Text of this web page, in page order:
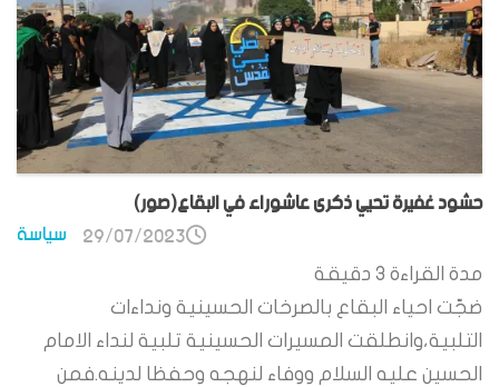
حشود غفيرة تحيي ذكرى عاشوراء في البقاع(صور)
سياسة 29/07/2023
مدة القراءة 3 دقيقة
ضجّت احياء البقاع بالصرخات الحسينية ونداءات
التلبية،وانطلقت المسيرات الحسينية تلبية لنداء الامام
الحسين عليه السلام ووفاء لنهجه وحفظا لدينه.فمن